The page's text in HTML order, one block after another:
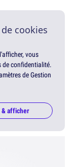
cookies
vous
de confidentialité.
de Gestion
& afficher